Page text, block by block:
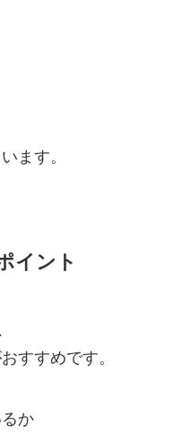
ます。
イント
すすめです。
か